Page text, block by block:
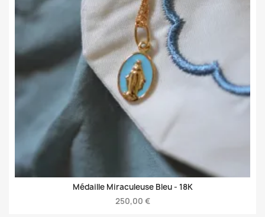
Médaille Miraculeuse Bleu - 18K
250,00 €